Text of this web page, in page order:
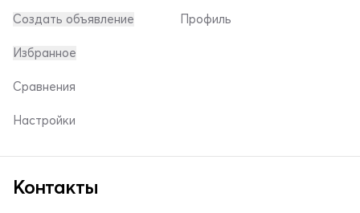
Создать объявление Профиль
Избранное
Сравнения
Настройки
Контакты